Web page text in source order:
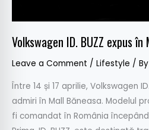
Volkswagen ID. BUZZ expus în
Leave a Comment / Lifestyle / By
Între 14 și 17 aprilie, Volkswagen
admiri în Mall Băneasa. Modelul
fi comandat în România